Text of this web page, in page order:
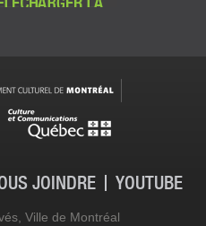
JOINDRE YOUTUBE
Ville de Montréal